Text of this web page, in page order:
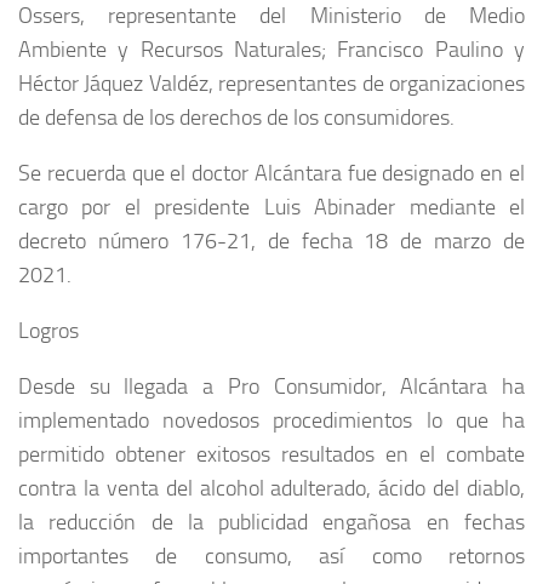
Ossers, representante del Ministerio de Medio
Ambiente y Recursos Naturales; Francisco Paulino y
Héctor Jáquez Valdéz, representantes de organizaciones
de defensa de los derechos de los consumidores.
Se recuerda que el doctor Alcántara fue designado en el
cargo por el presidente Luis Abinader mediante el
decreto número 176-21, de fecha 18 de marzo de
2021.
Logros
Desde su llegada a Pro Consumidor, Alcántara ha
implementado novedosos procedimientos lo que ha
permitido obtener exitosos resultados en el combate
contra la venta del alcohol adulterado, ácido del diablo,
la reducción de la publicidad engañosa en fechas
importantes de consumo, así como retornos